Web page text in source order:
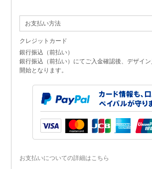
お支払い方法
クレジットカード
銀行振込（前払い）
銀行振込（前払い）にてご入金確認後、デザイ
開始となります。
お支払いについての詳細はこちら